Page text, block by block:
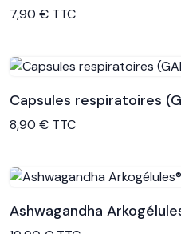
7,90 € TTC
Voir le produit
Capsules respiratoires
8,90 € TTC
Ashwagandha